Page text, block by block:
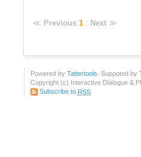
≪ Previous 1 : Next ≫
Powered by Tattertools . Suppoted by
Copyright (c) Interactive Dialogue &
Subscribe to RSS